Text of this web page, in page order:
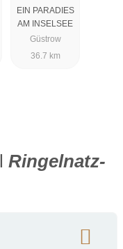
EIN PARADIES
AM INSELSEE
Güstrow
36.7 km
Ringelnatz-